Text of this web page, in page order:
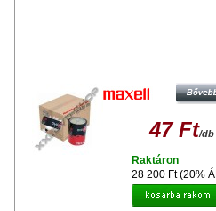
HEADPHONES STEREO EB-
47 Ft/db
28 200 Ft (20%
Raktáron